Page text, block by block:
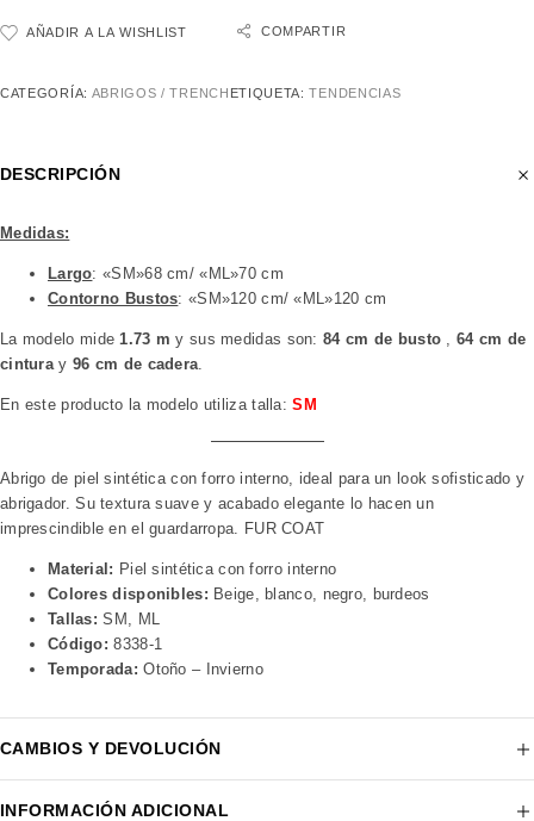
AÑADIR A LA WISHLIST COMPARTIR
CATEGORÍA: ABRIGOS / TRENCH ETIQUETA:TENDENCIAS
DESCRIPCIÓN
Medidas:
Largo: «SM»68 cm/ «ML»70 cm
Contorno Bustos: «SM»120 cm/ «ML»120 cm
La modelo mide 1.73 m y sus medidas son:84 cm de busto ,64 cm de
cintura y 96 cm de cadera
En este producto la modelo utiliza talla:SM
Abrigo de piel sintética con forro interno, ideal para un look sofisticado y
abrigador. Su textura suave y acabado elegante lo hacen un
imprescindible en el guardarropa. FUR COAT
Material: Piel sintética con forro interno
Colores disponibles: Beige, blanco, negro, burdeos
Tallas: SM, ML
Código: 8338-1
Temporada: Otoño – Invierno
CAMBIOS Y DEVOLUCIÓN
INFORMACIÓN ADICIONAL